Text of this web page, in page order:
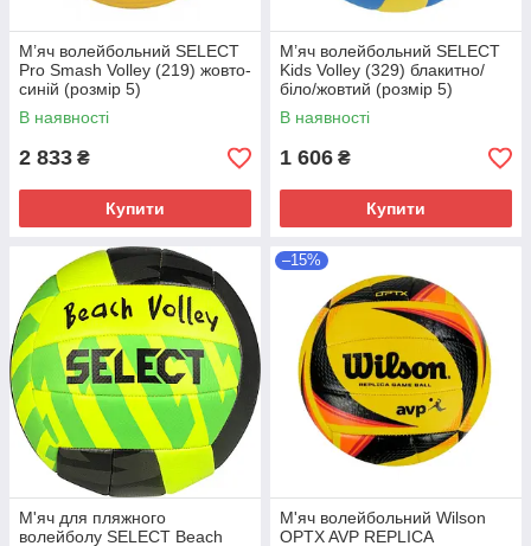
М’яч волейбольний SELECT
Pro Smash Volley (219) жовто-
синій (розмір 5)
В наявності
2 833 ₴
Купити
М’яч волейбольний SELECT
Kids Volley (329) блакитно/
біло/жовтий (розмір 5)
В наявності
1 606 ₴
Купити
М'яч для пляжного
волейболу SELECT Beach
–15%
М'яч волейбольний Wilson
OPTX AVP REPLICA